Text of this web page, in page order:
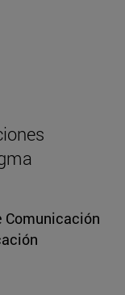
Comunicación